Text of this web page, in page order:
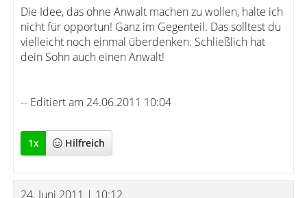
Die Idee, das ohne Anwalt machen zu wollen, halte ich
nicht für opportun! Ganz im Gegenteil. Das solltest du
vielleicht noch einmal überdenken. Schließlich hat
dein Sohn auch einen Anwalt!
-- Editiert am 24.06.2011 10:04
1x Hilfreich
24. Juni 2011 | 10:12